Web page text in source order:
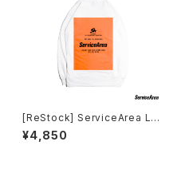
[ReStock] ServiceArea Lon
gSleeve
¥4,850